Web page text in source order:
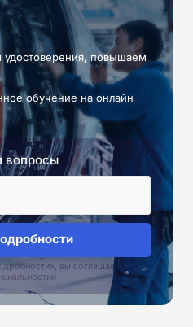
повышаем
обучение на онлайн
вопросы
вы соглашаетесь с